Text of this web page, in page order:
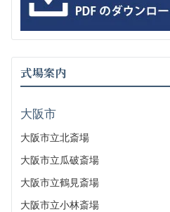
式場案内
大阪市
大阪市立北斎場
大阪市立瓜破斎場
大阪市立鶴見斎場
大阪市立小林斎場